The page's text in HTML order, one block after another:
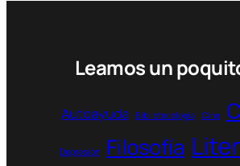
Leamos un
Autoayuda Bibliotecología Cine
Depresión Filosofía